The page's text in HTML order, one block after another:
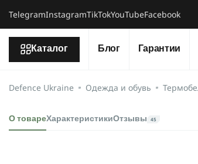
TelegramInstagramTikTokYouTubeFacebook
Каталог Блог Гарантии
Defence Ukraine Одежда и обувь
О товареХарактеристикиОтзывы 45